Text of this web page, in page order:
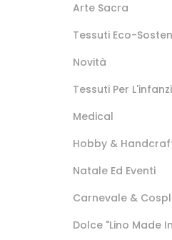
Arte Sacra
Tessuti Eco-
Novità
Tessuti Per
Medical
Hobby &
Natale Ed Eventi
Carnevale &
Dolce "lino Made